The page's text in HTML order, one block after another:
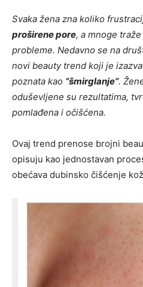
Svaka žena zna koliko
proširene pore, a mnoge
probleme. Nedavno se na
novi beauty trend koji je
poznata kao “šmirglanje”.
oduševljene su rezultatima,
pomlađena i očišćena.
Ovaj trend prenose brojni
opisuju kao jednostavan
obećava dubinsko čišćenje